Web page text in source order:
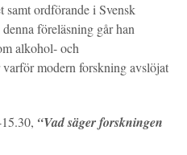
ordförande i Svensk
föreläsning går han
alkohol- och
modern forskning avslöjat
“Vad säger forskningen